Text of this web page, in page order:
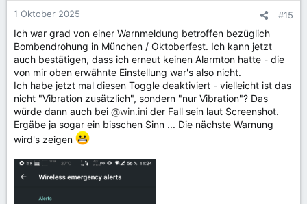
1 Oktober 2025 #15
Ich war grad von einer Warnmeldung betroffen bezüglich
Bombendrohung in München / Oktoberfest. Ich kann jetzt
auch bestätigen, dass ich erneut keinen Alarmton hatte - die
von mir oben erwähnte Einstellung war's also nicht.
Ich habe jetzt mal diesen Toggle deaktiviert - vielleicht ist das
nicht "Vibration zusätzlich", sondern "nur Vibration"? Das
würde dann auch bei @win.ini der Fall sein laut Screenshot.
Ergäbe ja sogar ein bisschen Sinn ... Die nächste Warnung
wird's zeigen